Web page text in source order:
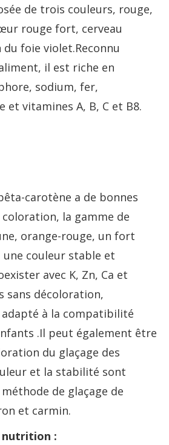
de trois couleurs, rouge,
rouge fort, cerveau
foie violet.Reconnu
il est riche en
sodium, fer,
et vitamines A, B, C et B8.
carotène a de bonnes
la gamme de
orange-rouge, un fort
couleur stable et
avec K, Zn, Ca et
sans décoloration,
à la compatibilité
.Il peut également être
du glaçage des
et la stabilité sont
de glaçage de
et carmin.
nutrition :